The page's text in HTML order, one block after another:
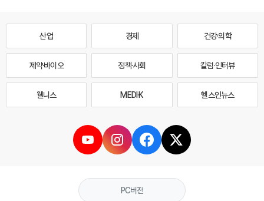
산업 경제 건강·의학
제약·바이오 정책·사회 칼럼·인터뷰
웰니스 MEDI·K 헬스인뉴스
PC버전